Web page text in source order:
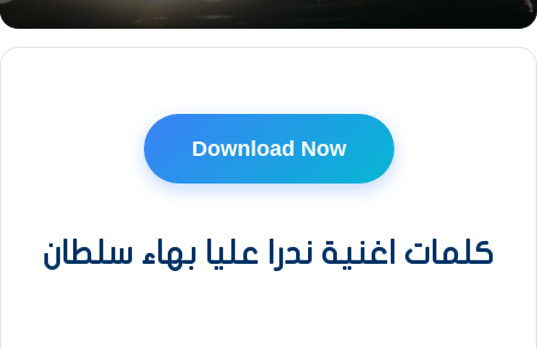
Download Now
كلمات اغنية ندرا عليا بهاء سلطان